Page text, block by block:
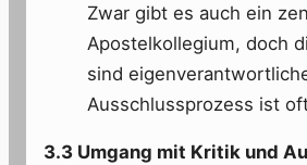
Zwar gibt es auch ein
Apostelkollegium, doch
sind
Ausschlussprozess ist
3.3 Umgang mit Kritik und